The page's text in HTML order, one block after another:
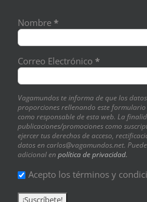
Nombre *
Correo Electrónico *
Vagamundos te informa de que los
proporciones rellenando este
como responsable de esta web. La
publicaciones/promociones como
ejercer tus derechos de acceso,
datos en carlos@vagamundos.net.
adicional en política de privacidad.
Acepto los términos y